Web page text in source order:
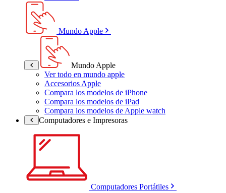
Mundo Apple
Mundo Apple
Ver todo en mundo apple
Accesorios Apple
Compara los modelos de iPhone
Compara los modelos de iPad
Compara los modelos de Apple watch
Computadores e Impresoras
Computadores Portátiles